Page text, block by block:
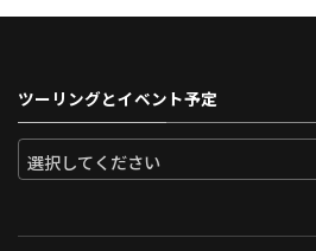
ツーリングとイベント予定